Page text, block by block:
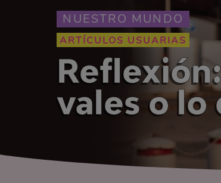
NUESTRO MUNDO
ARTÍCULOS USUARIAS
vales o lo